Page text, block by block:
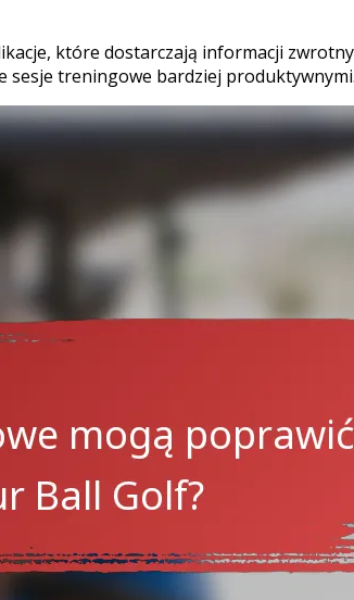
które dostarczają informacji
sesje treningowe bardziej produktywnymi.